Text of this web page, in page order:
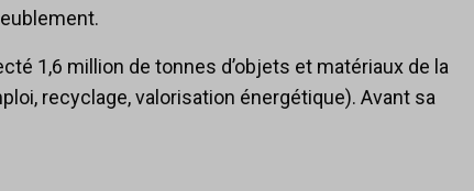
1,6 million de tonnes d’objets et matériaux de la
recyclage, valorisation énergétique). Avant sa